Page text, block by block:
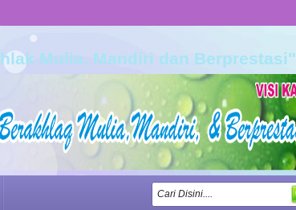
Mulia, Mandiri dan Berprestasi"